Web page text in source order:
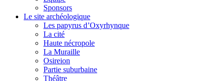
Sponsors
Le site archéologique
Les papyrus d’Oxyrhynque
La cité
Haute nécropole
La Muraille
Osireion
Partie suburbaine
Théâtre